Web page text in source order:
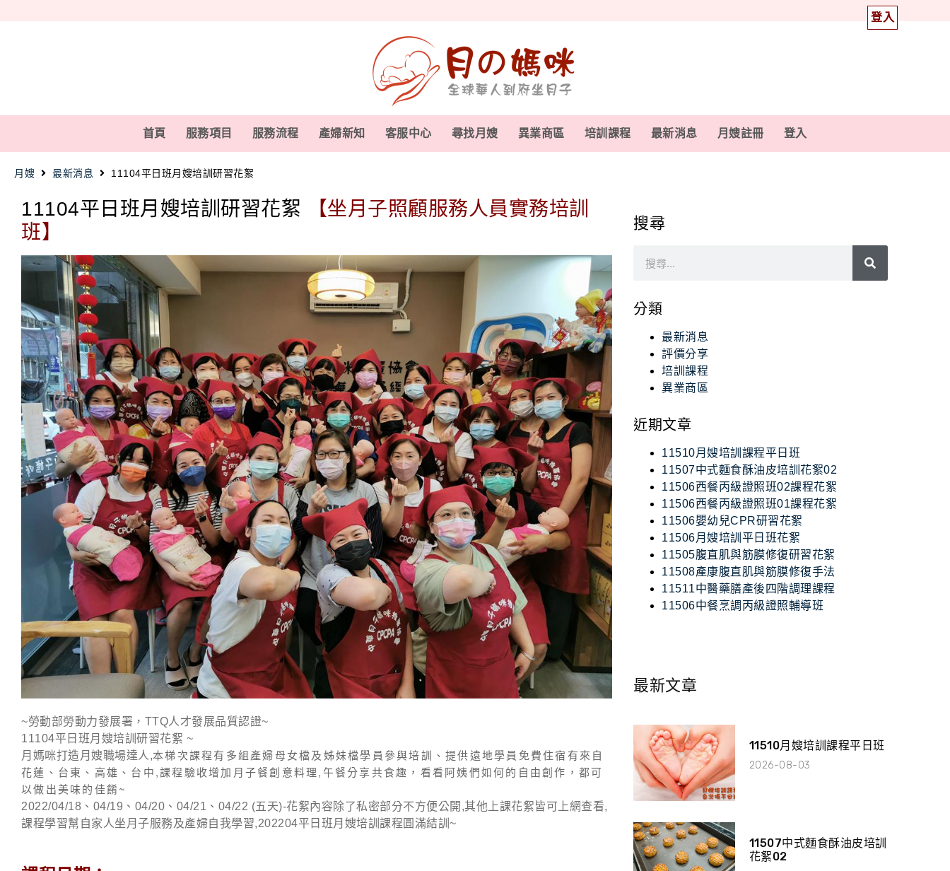
登入
首頁 服務項目 服務流程 產婦新知 客服中心 尋找月嫂 異業商區 培訓課程 最新消息 月嫂註冊 登入
月嫂 最新消息 11104平日班月嫂培訓研習花絮
11104平日班月嫂培訓研習花絮
【坐月子照顧服務人員實務培訓
班】
~勞動部勞動力發展署，TTQ人才發展品質認證~
11104平日班月嫂培訓研習花絮 ~
月媽咪打造月嫂職場達人 ,本梯次課程有多組產婦母女檔及姊妹檔學員參與培訓、提供遠地學員免費住宿有來自
花蓮、台東、高雄、台中,課程驗收增加月子餐創意料理,午餐分享共食趣，看看阿姨們如何的自由創作，都可
以做出美味的佳餚~
2022/04/18、04/19、04/20、04/21、04/22 (五天)-花絮內容除了私密部分不方便公開,其他上課花絮皆可上網查看,
課程學習幫自家人坐月子服務及產婦自我學習,202204平日班月嫂培訓課程圓滿結訓~
搜尋
分類
最新消息
評價分享
培訓課程
異業商區
近期文章
11510月嫂培訓課程平日班
11507中式麵食酥油皮培訓花絮02
11506西餐丙級證照班02課程花絮
11506西餐丙級證照班01課程花絮
11506嬰幼兒CPR研習花絮
11506月嫂培訓平日班花絮
11505腹直肌與筋膜修復研習花絮
11508產康腹直肌與筋膜修復手法
11511中醫藥膳產後四階調理課程
11506中餐烹調丙級證照輔導班
最新文章
11510月嫂培訓課程平日班
2026-08-03
11507中式麵食酥油皮培訓
花絮02